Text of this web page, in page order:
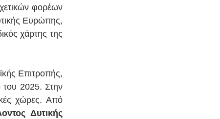
φορέων
Ευρώπης,
χάρτης της
Επιτροπής,
του 2025. Στην
χώρες. Από
Δυτικής